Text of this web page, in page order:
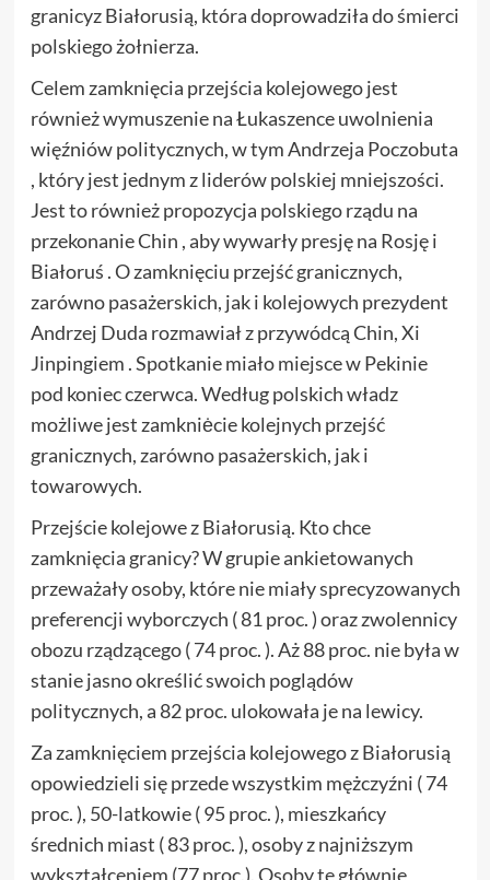
granicyz Białorusią, która doprowadziła do śmierci
polskiego żołnierza.
Celem zamknięcia przejścia kolejowego jest
również wymuszenie na Łukaszence uwolnienia
więźniów politycznych, w tym Andrzeja Poczobuta
, który jest jednym z liderów polskiej mniejszości.
Jest to również propozycja polskiego rządu na
przekonanie Chin , aby wywarły presję na Rosję i
Białoruś . O zamknięciu przejść granicznych,
zarówno pasażerskich, jak i kolejowych prezydent
Andrzej Duda rozmawiał z przywódcą Chin, Xi
Jinpingiem . Spotkanie miało miejsce w Pekinie
pod koniec czerwca. Według polskich władz
możliwe jest zamkniėcie kolejnych przejść
granicznych, zarówno pasażerskich, jak i
towarowych.
Przejście kolejowe z Białorusią. Kto chce
zamknięcia granicy? W grupie ankietowanych
przeważały osoby, które nie miały sprecyzowanych
preferencji wyborczych ( 81 proc. ) oraz zwolennicy
obozu rządzącego ( 74 proc. ). Aż 88 proc. nie była w
stanie jasno określić swoich poglądów
politycznych, a 82 proc. ulokowała je na lewicy.
Za zamknięciem przejścia kolejowego z Białorusią
opowiedzieli się przede wszystkim mężczyźni ( 74
proc. ), 50-latkowie ( 95 proc. ), mieszkańcy
średnich miast ( 83 proc. ), osoby z najniższym
wykształceniem (77 proc.). Osoby te głównie